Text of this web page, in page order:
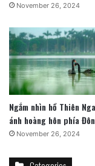
November 26, 2024
Ngắm nhìn hồ Thiên
ánh hoàng hôn phía
November 26, 2024